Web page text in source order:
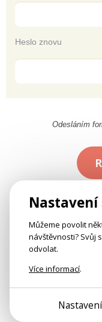
Heslo znovu
Odesláním
Můžeme povolit
návštěvnosti? Svůj
odvolat.
Více informací.
Nastavení